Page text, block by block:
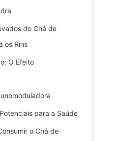
do Chá de
os Rins
O Efeito
para a Saúde
o Chá de